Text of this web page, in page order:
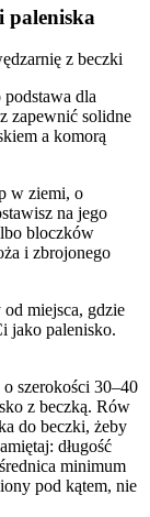
paleniska
dla
zapewnić solidne
a komorą
w ziemi, o
na jego
bloczków
i zbrojonego
od miejsca, gdzie
jako palenisko.
szerokości 30–40
z beczką. Rów
do beczki, żeby
długość
minimum
pod kątem, nie